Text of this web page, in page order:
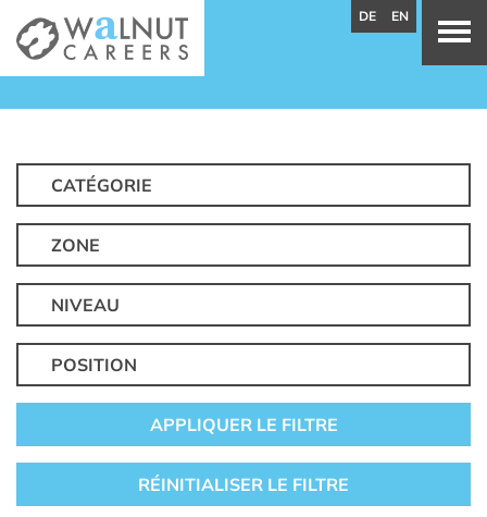
CATÉGORIE
ZONE
NIVEAU
POSITION
APPLIQUER LE FILTRE
RÉINITIALISER LE FILTRE
DE EN